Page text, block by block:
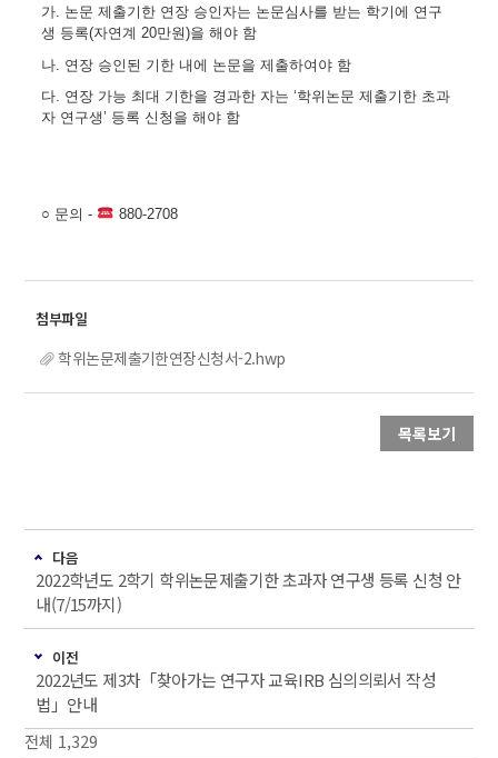
가 논문 제출기한 연장 승인자는 논문심사를 받는 학기에 연구
생 등록(자연 계 20만원)을 해야 함
나 연장 승인된 기한 내에 논문을 제출하여야 함
다. 연장 가능 최대 기한을 경과한 자는‘학위논문 제출기한 초과
자 연구생’ 등록 신청을 해야 함
○ 문의- 880-2708
학위논문제출기한연장신청서-2.hwp
목록보기
다음
2022학년도 2학기 학위논문제출기한 초과자 연구생 등록 신청 안
내(7/15까지)
이전
2022년도 제3차「찾아가는 연구자 교육IRB 심의의뢰서 작성
법」안내
전체 1,329